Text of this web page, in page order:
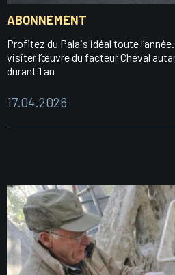
ABONNEMENT
Profitez du Palais idéal toute
visiter l’œuvre du facteur Cheval
durant 1 an
17.04.2026